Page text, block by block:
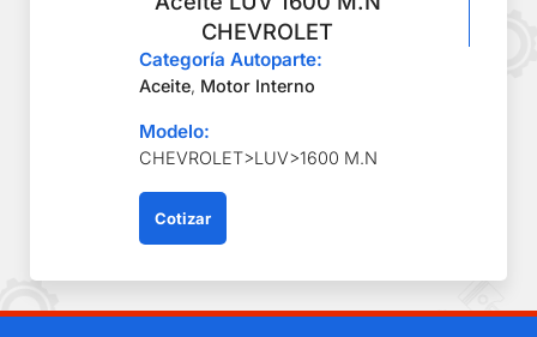
CHEVROLET
Categoría Autoparte:
Aceite, Motor Interno
Modelo:
CHEVROLET>LUV>1600 M.N
Cotizar